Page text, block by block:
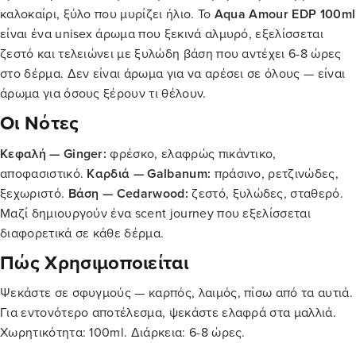
καλοκαίρι, ξύλο που μυρίζει ήλιο. Το Aqua Amour EDP 100ml
είναι ένα unisex άρωμα που ξεκινά αλμυρό, εξελίσσεται
ζεστό και τελειώνει με ξυλώδη βάση που αντέχει 6-8 ώρες
στο δέρμα. Δεν είναι άρωμα για να αρέσει σε όλους — είναι
άρωμα για όσους ξέρουν τι θέλουν.
Οι Νότες
Κεφαλή — Ginger: φρέσκο, ελαφρώς πικάντικο,
αποφασιστικό. Καρδιά — Galbanum: πράσινο, ρετζινώδες,
ξεχωριστό. Βάση — Cedarwood: ζεστό, ξυλώδες, σταθερό.
Μαζί δημιουργούν ένα scent journey που εξελίσσεται
διαφορετικά σε κάθε δέρμα.
Πώς Χρησιμοποιείται
Ψεκάστε σε σφυγμούς — καρπός, λαιμός, πίσω από τα αυτιά.
Για εντονότερο αποτέλεσμα, ψεκάστε ελαφρά στα μαλλιά.
Χωρητικότητα: 100ml. Διάρκεια: 6-8 ώρες.